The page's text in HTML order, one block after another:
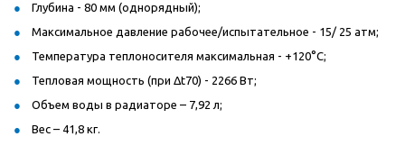
Глубина - 80 мм (однорядный);
Максимальное давление рабочее/испытательное - 15/ 25 атм;
Температура теплоносителя максимальная - +120°С;
Тепловая мощность (при Δt70) - 2266 Вт;
Объем воды в радиаторе – 7,92 л;
Вес – 41,8 кг.